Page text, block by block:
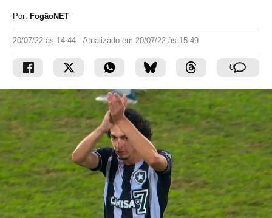
Por: FogãoNET
20/07/22 às 14:44 - Atualizado em 20/07/22 às 15:49
0